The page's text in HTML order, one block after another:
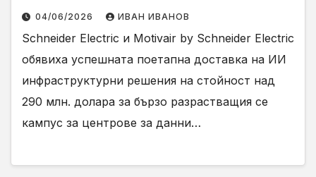
TeraWulf, подкрепен от Google
04/06/2026 ИВАН ИВАНОВ
Schneider Electric и Motivair by Schneider Electric
обявиха успешната поетапна доставка на ИИ
инфраструктурни решения на стойност над
290 млн. долара за бързо разрастващия се
кампус за центрове за данни…